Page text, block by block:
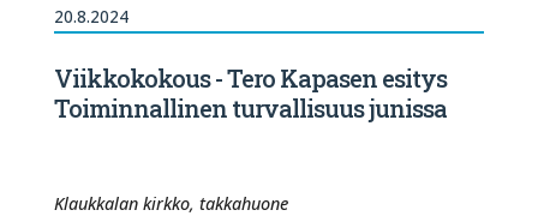
20.8.2024
Viikkokokous - Tero Kapasen esitys
Toiminnallinen turvallisuus junissa
Klaukkalan kirkko, takkahuone